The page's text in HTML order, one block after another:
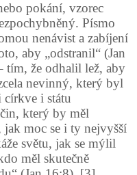
pokání, vzorec
Písmo
nenávist a zabíjení
aby „odstranil“ (Jan
tím, že odhalil lež, aby
nevinný, který byl
církve i státu
který by měl
moc se i ty nejvyšší
světu, jak se mýlil
měl skutečně